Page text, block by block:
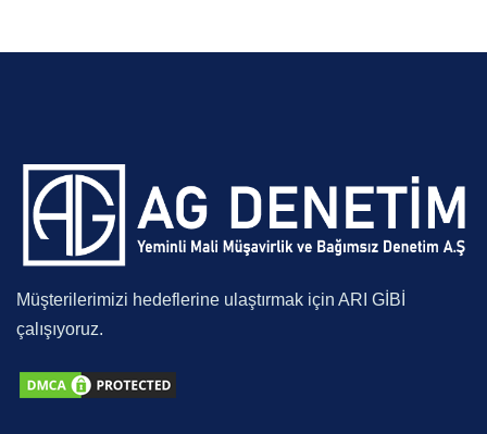
Müşterilerimizi hedeflerine ulaştırmak için ARI GİBİ
çalışıyoruz.